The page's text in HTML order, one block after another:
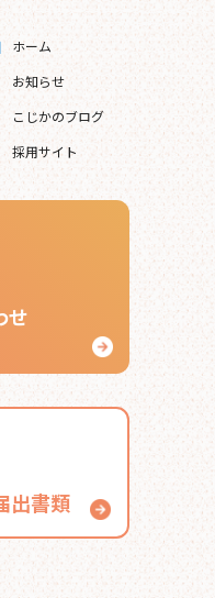
ラブ
ログ
ト
ホーム
お知らせ
こじかのブログ
採用サイト
せ
出書類